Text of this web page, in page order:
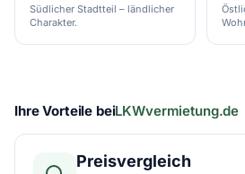
Südlicher Stadtteil – ländlicher
Charakter.
Ihre Vorteile beiLKWvermietung.de
Preisvergleich